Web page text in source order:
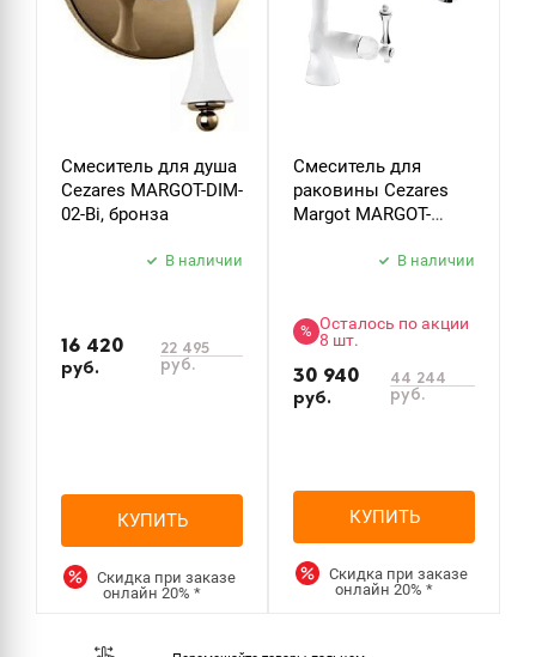
Смеситель для душа
Cezares MARGOT-DIM-
02-Bi, бронза
В наличии
16 420
руб.
22 495
руб.
КУПИТЬ
Скидка при заказе
онлайн20%*
Смеситель для
раковины Cezares
Margot MARGOT-
В наличии
% Осталось по акции
8 шт.
30 940
руб.
44 244
руб.
КУПИТЬ
Скидка при заказе
онлайн20%*